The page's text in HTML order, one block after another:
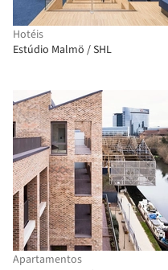
Hotéis
Estúdio Malmö / SHL
Apartamentos